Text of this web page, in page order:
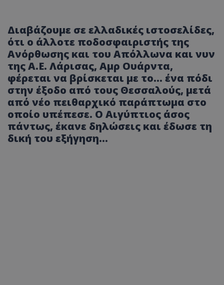
Διαβάζουμε σε ελλαδικές ιστοσελίδες,
ότι ο άλλοτε ποδοσφαιριστής της
Ανόρθωσης και του Απόλλωνα και νυν
της Α.Ε. Λάρισας, Αμρ Ουάρντα,
φέρεται να βρίσκεται με το... ένα πόδι
στην έξοδο από τους Θεσσαλούς, μετά
από νέο πειθαρχικό παράπτωμα στο
οποίο υπέπεσε. Ο Αιγύπτιος άσος
πάντως, έκανε δηλώσεις και έδωσε τη
δική του εξήγηση...